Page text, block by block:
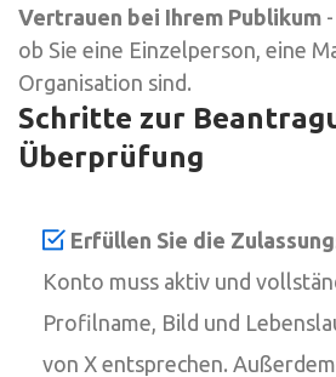
Vertrauen bei Ihrem Publikum
ob Sie eine Einzelperson, eine
Organisation sind.
Schritte zur
Überprüfung
Erfüllen Sie die
Konto muss aktiv und
Profilname, Bild und
von X entsprechen.